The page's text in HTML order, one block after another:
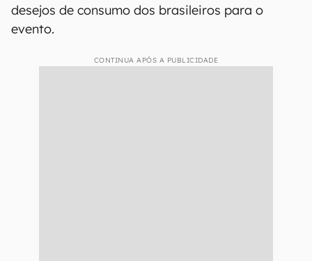
desejos de consumo dos brasileiros para o
evento.
CONTINUA APÓS A PUBLICIDADE